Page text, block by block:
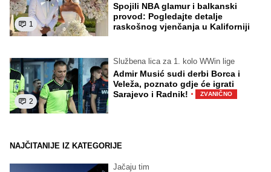
1
Spojili NBA glamur i balkanski
provod: Pogledajte detalje
raskošnog vjenčanja u Kaliforniji
2
Službena lica za 1. kolo WWin lige
Admir Musić sudi derbi Borca i
Veleža, poznato gdje će igrati
Sarajevo i Radnik! · ZVANIČNO
NAJČITANIJE IZ KATEGORIJE
Jačaju tim